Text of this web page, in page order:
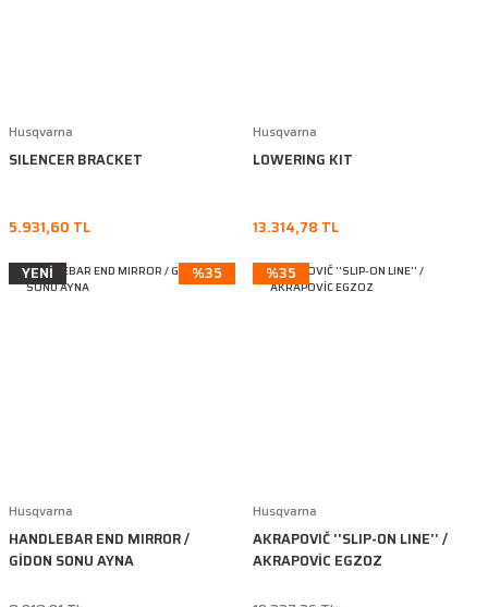
Husqvarna
SILENCER BRACKET
5.931,60 TL
Husqvarna
LOWERING KIT
13.314,78 TL
YENİ
%35
Husqvarna
HANDLEBAR END MIRROR /
GİDON SONU AYNA
%35
Husqvarna
AKRAPOVIČ ''SLIP-ON LINE'' /
AKRAPOVİC EGZOZ